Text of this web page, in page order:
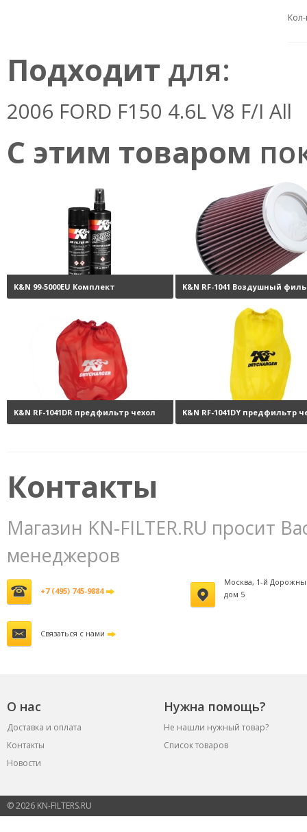
Подходит для:
2006 FORD F150 4.6L V8 F/I All
С этим товаром
K&N 99-5000EU Комплект K&N RF-1041 Воздушный
нулевого сопротивления
K&N RF-1041DR предфильтр чехол K&N RF-1041DY предфильтр
Контакты
Магазин KN-FILTER.RU просит
менеджеров
+7 (495) 745-9884
Москва, 1-й
дом 5
Связаться с нами
О нас Нужна помощь?
Доставка и оплата
Не нашли нужный товар?
Контакты
Список товаров
Новости
© 2026 KN-FILTERS.RU